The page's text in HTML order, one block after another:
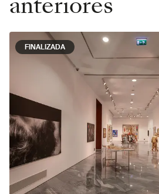
FINALIZADA